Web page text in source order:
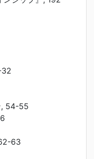
32
, 54-55
63